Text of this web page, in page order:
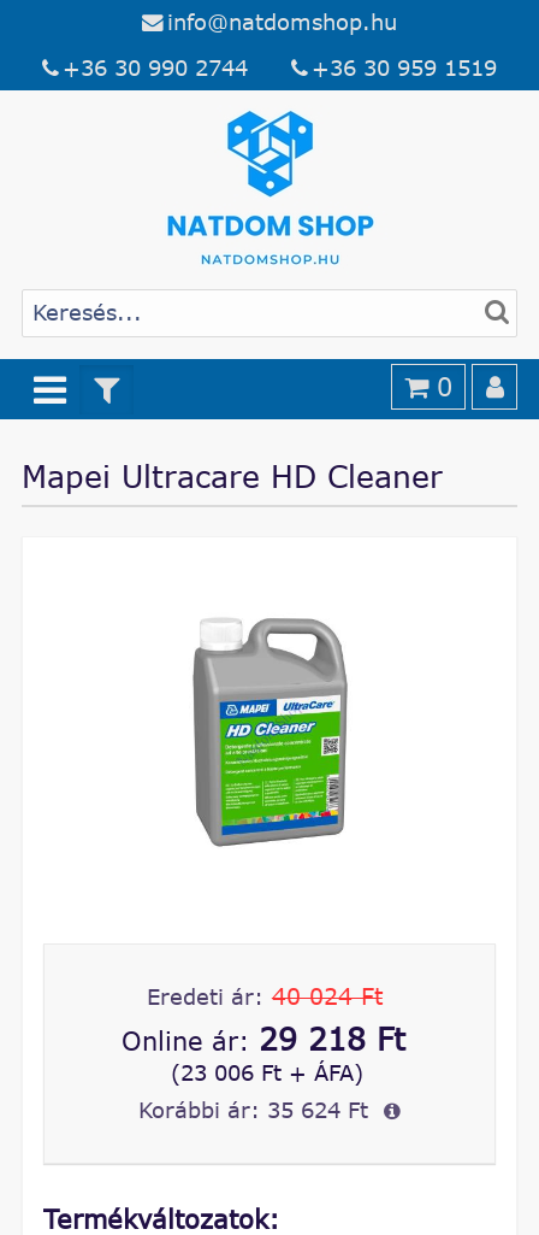
info@natdomshop.hu
+36 30 990 2744
+36 30 959 1519
0
Mapei Ultracare HD Cleaner
Eredeti ár: 40 024 Ft
Online ár: 29 218 Ft
(23 006 Ft + ÁFA)
Korábbi ár: 35 624 Ft
Termékváltozatok: